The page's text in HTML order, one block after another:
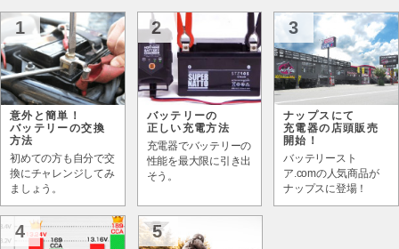
1
意外と簡単！
バッテリーの交換
方法
初めての方も自分で交
換にチャレンジしてみ
ましょう。
2
バッテリーの
正しい充電方法
充電器でバッテリーの
性能を最大限に引き出
そう。
3
ナップスにて
充電器の店頭販売
開始！
バッテリースト
ア.comの人気商品が
ナップスに登場！
4 5